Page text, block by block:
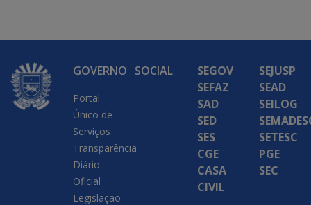
GOVERNO
Portal
Único de
Serviços
Transparência
Diário
Oficial
Legislação
SOCIAL
SEGOV
SEFAZ
SAD
SED
SES
CGE
CASA
CIVIL
SEJUSP
SEAD
SEILOG
SETESC
PGE
SEC